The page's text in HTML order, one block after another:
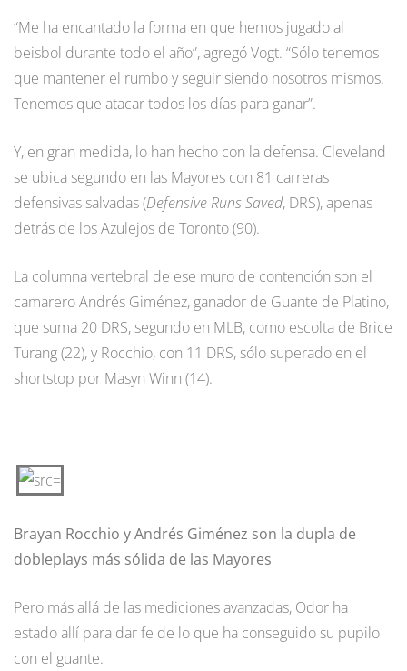
“Me ha encantado la forma en que hemos jugado al
beisbol durante todo el año”, agregó Vogt. “Sólo tenemos
que mantener el rumbo y seguir siendo nosotros mismos.
Tenemos que atacar todos los días para ganar”.
Y, en gran medida, lo han hecho con la defensa. Cleveland
se ubica segundo en las Mayores con 81 carreras
defensivas salvadas (Defensive Runs Saved, DRS), apenas
detrás de los Azulejos de Toronto (90).
La columna vertebral de ese muro de contención son el
camarero Andrés Giménez, ganador de Guante de Platino,
que suma 20 DRS, segundo en MLB, como escolta de Brice
Turang (22), y Rocchio, con 11 DRS, sólo superado en el
shortstop por Masyn Winn (14).
Brayan Rocchio y Andrés Giménez son la dupla de
dobleplays más sólida de las Mayores
Pero más allá de las mediciones avanzadas, Odor ha
estado allí para dar fe de lo que ha conseguido su pupilo
con el guante.